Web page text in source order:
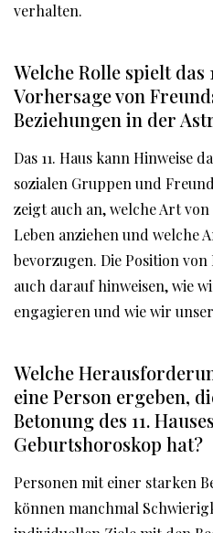
verhalten.
Welche Rolle spielt das
Vorhersage von
Beziehungen in der
Das 11. Haus kann Hinweise
sozialen Gruppen und
zeigt auch an, welche Art
Leben anziehen und welche
bevorzugen. Die Position von
auch darauf hinweisen, wie
engagieren und wie wir
Welche
eine Person ergeben,
Betonung des 11.
Geburtshoroskop hat?
Personen mit einer starken
können manchmal